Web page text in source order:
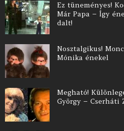
Ez tüneményes!
Már Papa – Így
dalt!
Nosztalgikus!
Mónika énekel
Megható!
György – Cserháti